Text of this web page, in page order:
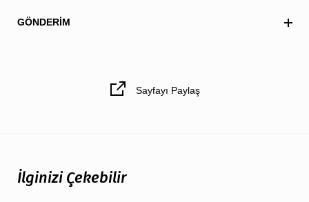
GÖNDERIM
Sayfayı Paylaş
İlginizi Çekebilir